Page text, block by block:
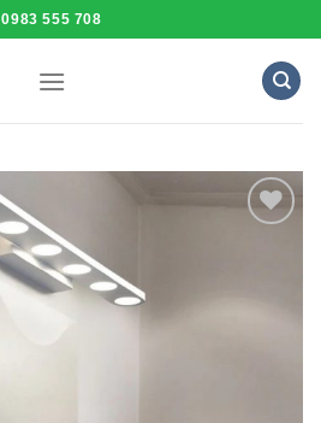
0983 555 708